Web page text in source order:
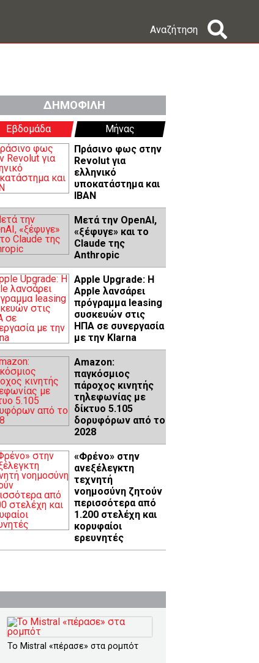
Αναζήτηση
ΔΗΜΟΦΙΛΗ
Εβδομάδα
Μήνας
Πράσινο φως στην
Revolut για
ελληνικό
υποκατάστημα και
IBAN
Μετά την OpenAI,
«ξέφυγε» και το
Claude της
Anthropic
Apple Upgrade: Η
Apple λανσάρει
πρόγραμμα leasing
συσκευών στις
ΗΠΑ σε συνεργασία
με την Klarna
Amazon:
παγκόσμιος
πάροχος κινητής
τηλεφωνίας με
δίκτυο 5.105
δορυφόρων από το
2028
«Φρένο» στην
ανεξέλεγκτη
τεχνητή
νοημοσύνη ζητούν
περισσότερα από
1.200 στελέχη και
κορυφαίοι
ερευνητές
Το Mistral «πέρασε» στα ρομπότ